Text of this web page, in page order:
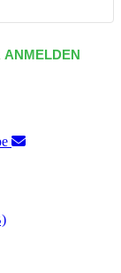
ANMELDEN